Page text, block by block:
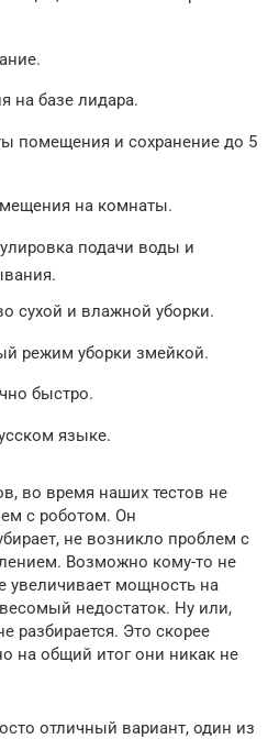
на базе лидара.
помещения и сохранение до 5
на комнаты.
подачи воды и
сухой и влажной уборки.
режим уборки змейкой.
быстро.
языке.
во время наших тестов не
с роботом. Он
не возникло проблем с
Возможно кому-то не
увеличивает мощность на
недостаток. Ну или,
разбирается. Это скорее
на общий итог они никак не
отличный вариант, один из